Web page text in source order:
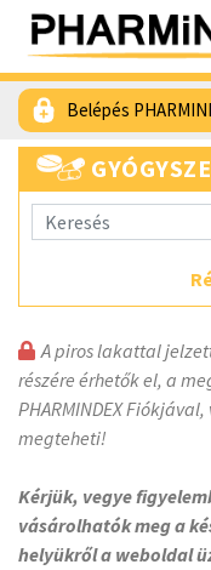
Belépés
A piros lakattal
részére érhetők el, a
PHARMINDEX
megteheti!
Kérjük, vegye
vásárolhatók meg a
helyükről a weboldal